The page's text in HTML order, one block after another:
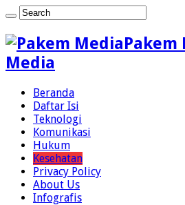
Pakem
Media
Beranda
Daftar Isi
Teknologi
Komunikasi
Hukum
Kesehatan
Privacy Policy
About Us
Infografis